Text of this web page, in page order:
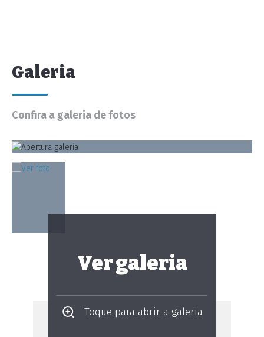
Galeria
Confira a galeria de fotos
Ver galeria
Toque para abrir a galeria